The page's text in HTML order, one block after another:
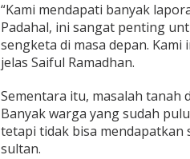
“Kami mendapati banyak
Padahal, ini sangat penting
sengketa di masa depan.
jelas Saiful Ramadhan.
Sementara itu, masalah tanah
Banyak warga yang sudah
tetapi tidak bisa
sultan.